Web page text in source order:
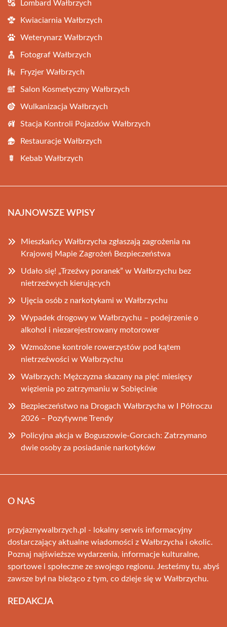
Lombard Wałbrzych
Kwiaciarnia Wałbrzych
Weterynarz Wałbrzych
Fotograf Wałbrzych
Fryzjer Wałbrzych
Salon Kosmetyczny Wałbrzych
Wulkanizacja Wałbrzych
Stacja Kontroli Pojazdów Wałbrzych
Restauracje Wałbrzych
Kebab Wałbrzych
NAJNOWSZE WPISY
Mieszkańcy Wałbrzycha zgłaszają zagrożenia na
Krajowej Mapie Zagrożeń Bezpieczeństwa
Udało się! „Trzeźwy poranek” w Wałbrzychu bez
nietrzeźwych kierujących
Ujęcia osób z narkotykami w Wałbrzychu
Wypadek drogowy w Wałbrzychu – podejrzenie o
alkohol i niezarejestrowany motorower
Wzmożone kontrole rowerzystów pod kątem
nietrzeźwości w Wałbrzychu
Wałbrzych: Mężczyzna skazany na pięć miesięcy
więzienia po zatrzymaniu w Sobięcinie
Bezpieczeństwo na Drogach Wałbrzycha w I Półroczu
2026 – Pozytywne Trendy
Policyjna akcja w Boguszowie-Gorcach: Zatrzymano
dwie osoby za posiadanie narkotyków
O NAS
przyjaznywalbrzych.pl - lokalny serwis informacyjny
dostarczający aktualne wiadomości z Wałbrzycha i okolic.
Poznaj najświeższe wydarzenia, informacje kulturalne,
sportowe i społeczne ze swojego regionu. Jesteśmy tu, abyś
zawsze był na bieżąco z tym, co dzieje się w Wałbrzychu.
REDAKCJA